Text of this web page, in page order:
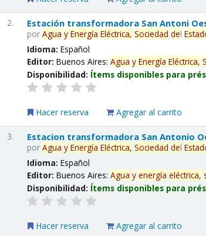
2. Estación transformadora San Antoni
porAgua y Energía Eléctrica, Sociedad del
Idioma:Español
Editor:Buenos Aires:Agua y Energía Eléctrica,
Disponibilidad: Ítems disponibles para
Hacer reserva Agregar al carrito
3. Estacion transformadora San Antonio
porAgua y Energía Eléctrica, Sociedad del
Idioma:Español
Editor:Buenos Aires:Agua y energía eléctrica,
Disponibilidad: Ítems disponibles para
Hacer reserva Agregar al carrito